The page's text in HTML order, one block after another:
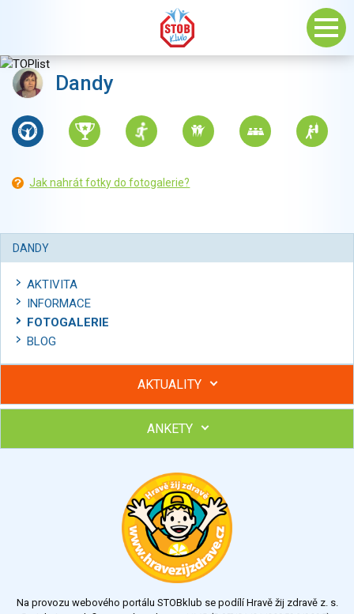
Dandy
Jak nahrát fotky do fotogalerie?
DANDY
AKTIVITA
INFORMACE
FOTOGALERIE
BLOG
AKTUALITY
Hubněte s podporou lektorky a skupiny v kurzech STOBu
Chcete poradit s hubnutím? Najděte si odborníka STOBu ve
ANKETY
Výsledky Všechny ankety
Na provozu webového portálu STOBklub se podílí Hravě žij zdravě z. s.